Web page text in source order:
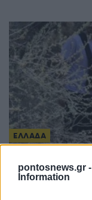
pontosnews.gr -
Information
ΕΛΛΑΔΑ
Λυκαβηττός:
σπηλιά στους